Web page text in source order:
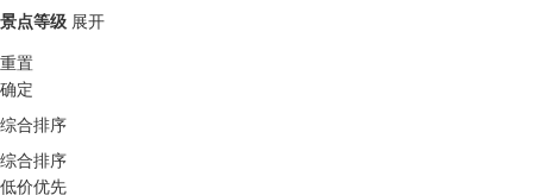
景点等级 展开
重置
确定
综合排序
综合排序
低价优先